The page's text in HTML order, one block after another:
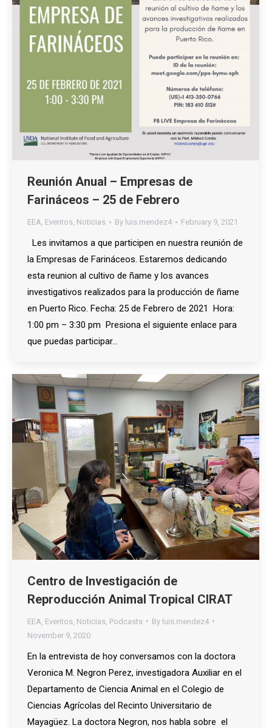
Reunión Anual – Empresas de
Farináceos – 25 de Febrero
EEA, Eventos, Noticias By luis.mendez4 February 9, 2021
Les invitamos a que participen en nuestra reunión de
la Empresas de Farináceos. Estaremos dedicando
esta reunion al cultivo de ñame y los avances
investigativos realizados para la producción de ñame
en Puerto Rico. Fecha: 25 de Febrero de 2021 Hora:
1:00 pm – 3:30 pm Presiona el siguiente enlace para
que puedas participar…
Centro de Investigación de
Reproducción Animal Tropical CIRAT
EEA Eventos Noticias Podcasts By luis.mendez4
November 9, 2020
En la entrevista de hoy conversamos con la doctora
Veronica M. Negron Perez, investigadora Auxiliar en el
Departamento de Ciencia Animal en el Colegio de
Ciencias Agrícolas del Recinto Universitario de
Mayagüez. La doctora Negron, nos habla sobre el